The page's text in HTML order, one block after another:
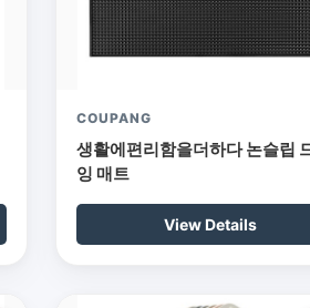
COUPANG
생활에편리함을더하다 논슬립
잉 매트
View Details